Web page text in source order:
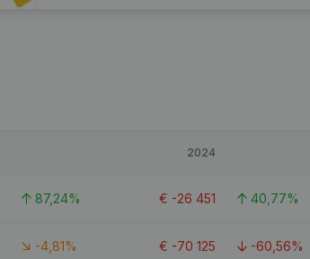
2024
87,24% € -26 451 40,77%
-4,81% € -70 125 -60,56%